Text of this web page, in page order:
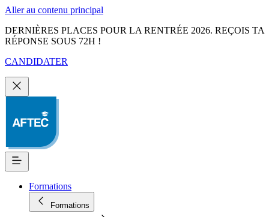
Aller au contenu principal
DERNIÈRES PLACES POUR LA RENTRÉE 2026. REÇOIS TA
RÉPONSE SOUS 72H !
CANDIDATER
Formations
Formations